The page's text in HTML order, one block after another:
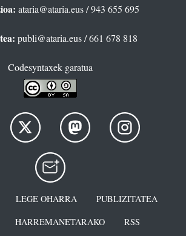
ataria@ataria.eus/ 943 655 695
publi@ataria.eus/ 661 678 818
Codesyntaxek garatua
LEGE OHARRA
PUBLIZITATEA
HARREMANETARAKO RSS